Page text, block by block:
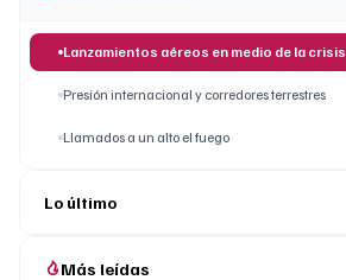
Lanzamientos aéreos en medio de la crisis
Presión internacional y corredores terrestres
Llamados a un alto el fuego
Lo último
Más leídas